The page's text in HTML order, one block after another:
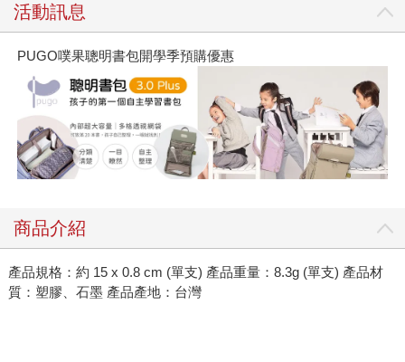
活動訊息
PUGO噗果聰明書包開學季預購優惠
商品介紹
產品規格：約 15 x 0.8 cm (單支) 產品重量：8.3g (單支) 產品材
質：塑膠、石墨 產品產地：台灣